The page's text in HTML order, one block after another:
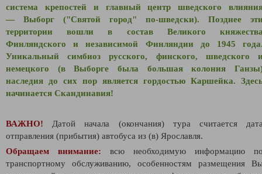
система крепостей и главный центр шведского
— Выборг ("Святой город" по-шведски). Позднее
территории вошли в состав Великого
Финляндского и независимой Финляндии до 1945
Уникальный симбиоз русского, финского, шведского
немецкого (в Выборге была большая колония
наследия до сих пор является гордостью Каршейка.
начинается Скандинавия!
ВАЖНО! Датой начала (окончания) тура считается
отправления (прибытия) автобуса из (в) Ярославля.
Обращаем внимание:
всю необходимую информацию
транспортному обслуживанию, особенностям размещения